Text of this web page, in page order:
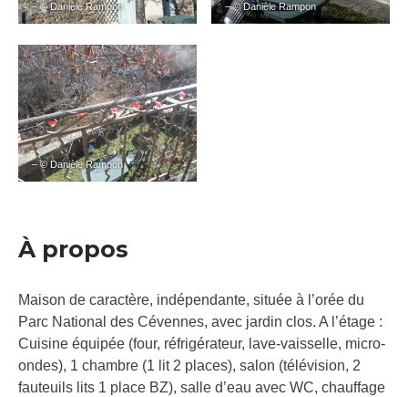
– © Danièle Rampon – © Danièle Rampon
– © Danièle Rampon
À propos
Maison de caractère, indépendante, située à l’orée du
Parc National des Cévennes, avec jardin clos. A l’étage :
Cuisine équipée (four, réfrigérateur, lave-vaisselle, micro-
ondes), 1 chambre (1 lit 2 places), salon (télévision, 2
fauteuils lits 1 place BZ), salle d’eau avec WC, chauffage